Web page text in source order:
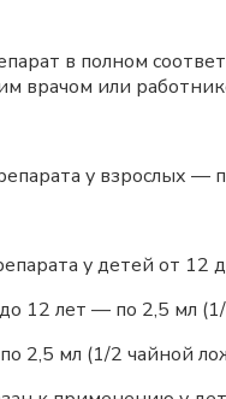
в полном
врачом или
у взрослых —
у детей от 12
12 лет — по 2,5 мл
2,5 мл (1/2 чайной